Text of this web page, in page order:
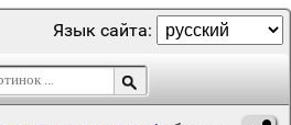
Язык сайта: